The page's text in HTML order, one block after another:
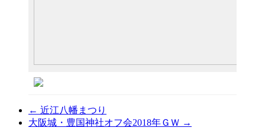
← 近江八幡まつり
大阪城・豊国神社オフ会2018年ＧＷ →